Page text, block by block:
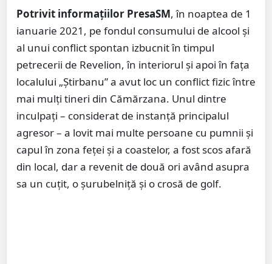
Potrivit informațiilor PresaSM, în noaptea de 1
ianuarie 2021, pe fondul consumului de alcool și
al unui conflict spontan izbucnit în timpul
petrecerii de Revelion, în interiorul și apoi în fața
localului „Știrbanu” a avut loc un conflict fizic între
mai mulți tineri din Cămărzana. Unul dintre
inculpați – considerat de instanță principalul
agresor – a lovit mai multe persoane cu pumnii și
capul în zona feței și a coastelor, a fost scos afară
din local, dar a revenit de două ori având asupra
sa un cuțit, o șurubelniță și o crosă de golf.